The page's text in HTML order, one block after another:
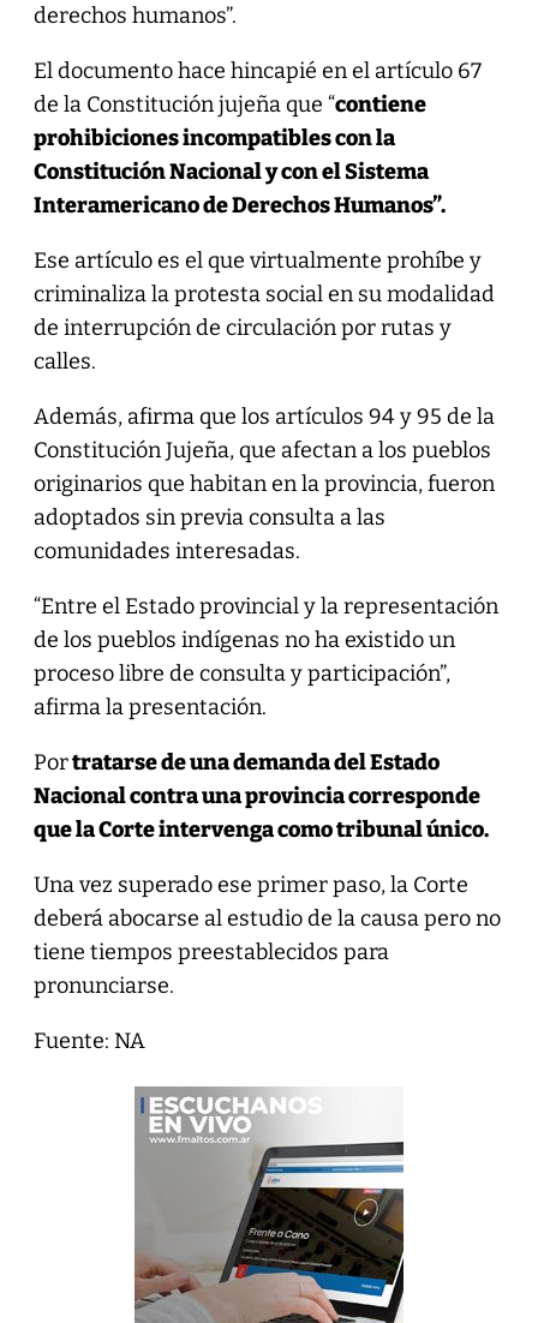
derechos humanos”.
El documento hace hincapié en el artículo 67
de la Constitución jujeña que “contiene
prohibiciones incompatibles con la
Constitución Nacional y con el Sistema
Interamericano de Derechos Humanos”.
Ese artículo es el que virtualmente prohíbe y
criminaliza la protesta social en su modalidad
de interrupción de circulación por rutas y
calles.
Además, afirma que los artículos 94 y 95 de la
Constitución Jujeña, que afectan a los pueblos
originarios que habitan en la provincia, fueron
adoptados sin previa consulta a las
comunidades interesadas.
“Entre el Estado provincial y la representación
de los pueblos indígenas no ha existido un
proceso libre de consulta y participación”,
afirma la presentación.
Portratarse de una demanda del Estado
Nacional contra una provincia corresponde
que la Corte intervenga como tribunal único.
Una vez superado ese primer paso, la Corte
deberá abocarse al estudio de la causa pero no
tiene tiempos preestablecidos para
pronunciarse.
Fuente: NA